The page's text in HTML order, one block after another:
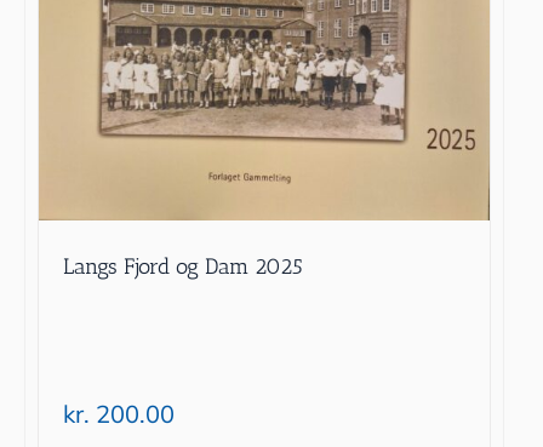
Langs Fjord og Dam 2025
kr. 200.00